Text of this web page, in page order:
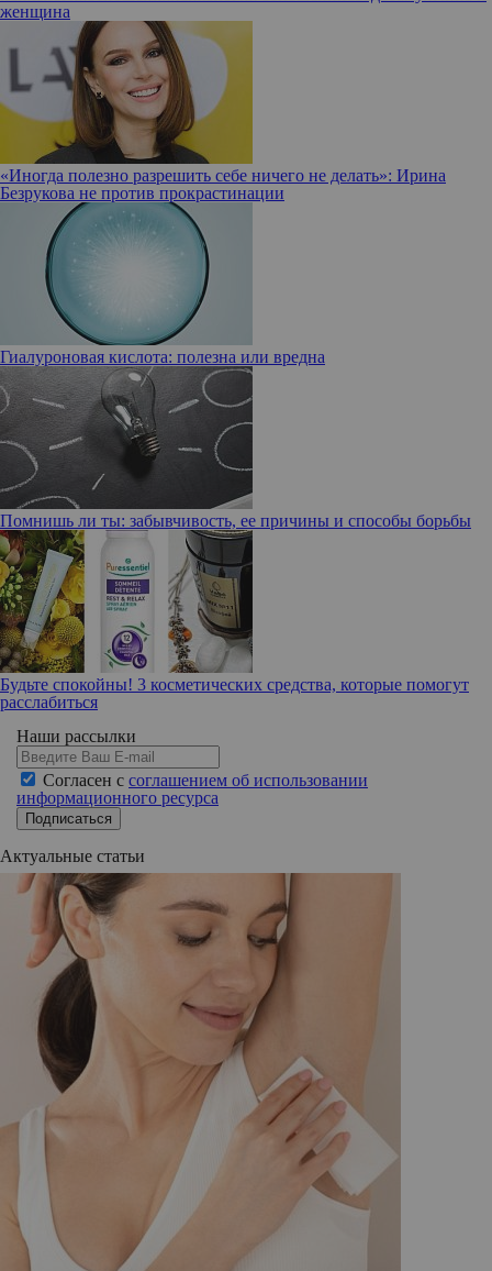
женщина
«Иногда полезно разрешить себе ничего не делать»: Ирина
Безрукова не против прокрастинации
Гиалуроновая кислота: полезна или вредна
Помнишь ли ты: забывчивость, ее причины и способы борьбы
Будьте спокойны! 3 косметических средства, которые помогут
расслабиться
Наши рассылки
Согласен с соглашением об использовании
информационного ресурса
Подписаться
Актуальные статьи